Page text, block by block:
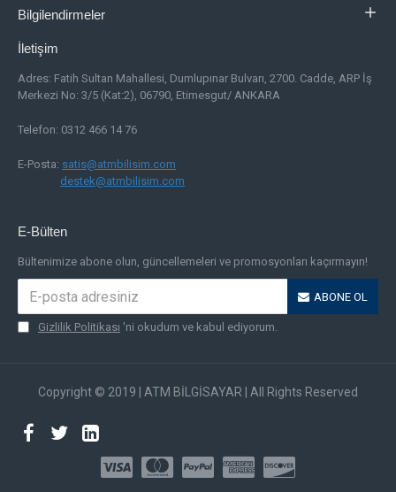
Bilgilendirmeler
İletişim
Adres: Fatih Sultan Mahallesi, Dumlupınar Bulvarı, 2700. Cadde, ARP İş
Merkezi No: 3/5 (Kat:2), 06790, Etimesgut/ ANKARA
Telefon: 0312 466 14 76
E-Posta: satis@atmbilisim.com
destek@atmbilisim.com
E-Bülten
Bültenimize abone olun, güncellemeleri ve promosyonları kaçırmayın!
ABONE OL
Gizlilik Politikası 'ni okudum ve kabul ediyorum.
Copyright © 2019 | ATM BİLGİSAYAR | All Rights Reserved